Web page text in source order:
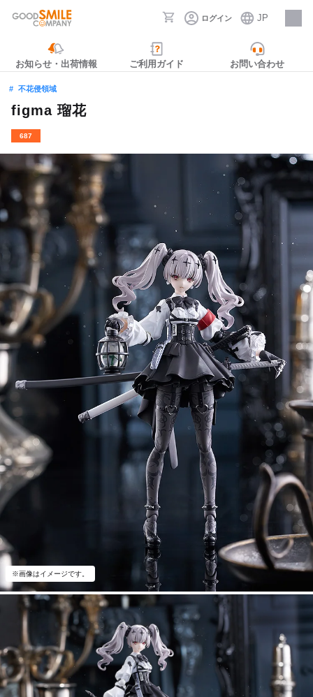
ログイン JP
採用情報
お知らせ・出荷情報 ご利用ガイド お問い合わせ
不花侵領域
figma 瑠花
687
※画像はイメージです。